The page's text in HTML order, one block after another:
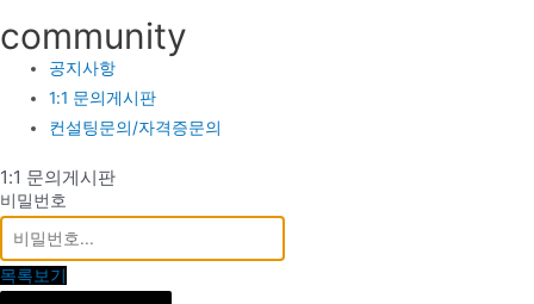
community
공지사항
1:1 문의게시판
컨설팅문의/자격증문의
1:1 문의게시판
비밀번호
목록보기